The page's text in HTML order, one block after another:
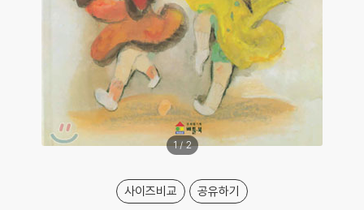
1/2
사이즈비교 공유하기